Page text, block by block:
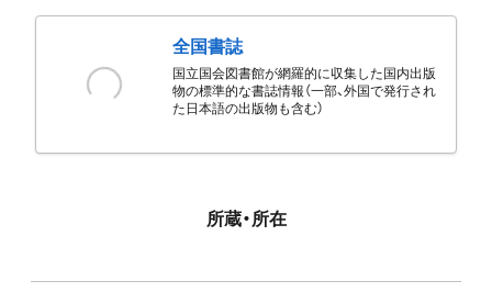
全国書誌
国立国会図書館が網羅的に収集した国内出版
物の標準的な書誌情報（一部、外国で発行され
た日本語の出版物も含む）
所蔵・所在